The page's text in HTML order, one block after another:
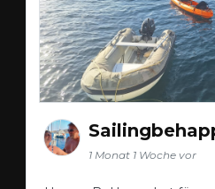
1 Monat 1 Woche vor